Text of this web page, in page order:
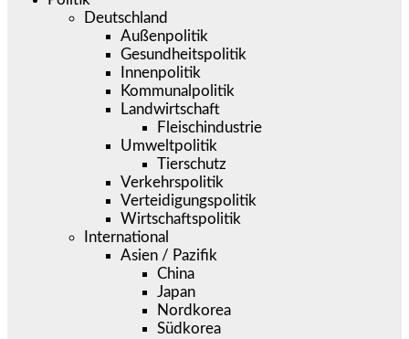
Deutschland
Außenpolitik
Gesundheitspolitik
Innenpolitik
Kommunalpolitik
Landwirtschaft
Fleischindustrie
Umweltpolitik
Tierschutz
Verkehrspolitik
Verteidigungspolitik
Wirtschaftspolitik
International
Asien / Pazifik
China
Japan
Nordkorea
Südkorea